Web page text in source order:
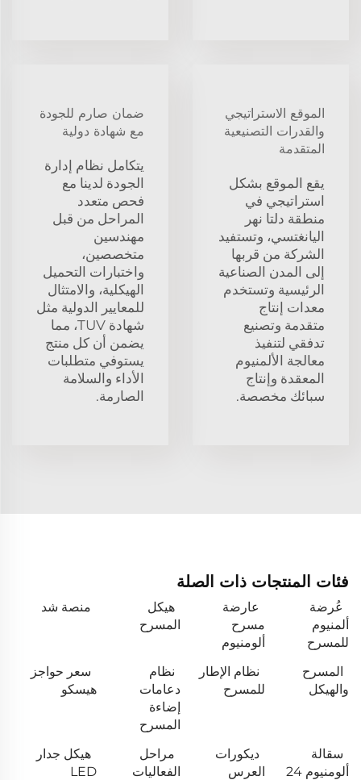
الموقع الاستراتيجي
والقدرات التصنيعية
المتقدمة
يقع الموقع بشكل
استراتيجي في
منطقة دلتا نهر
اليانغتسي، وتستفيد
الشركة من قربها
إلى المدن الصناعية
الرئيسية وتستخدم
معدات إنتاج
متقدمة وتصنيع
تدفقي لتنفيذ
معالجة الألمنيوم
المعقدة وإنتاج
سبائك مخصصة.
ضمان صارم للجودة
مع شهادة دولية
يتكامل نظام إدارة
الجودة لدينا مع
فحص متعدد
المراحل من قبل
مهندسين
متخصصين،
واختبارات التحميل
الهيكلية، والامتثال
للمعايير الدولية مثل
شهادة TUV، مما
يضمن أن كل منتج
يستوفي متطلبات
الأداء والسلامة
الصارمة.
فئات المنتجات ذات الصلة
عُرضة
ألمنيوم
للمسرح
عارضة
مسرح
ألومنيوم
هيكل
المسرح
منصة شد
المسرح
والهيكل
نظام الإطار
للمسرح
نظام
دعامات
إضاءة
المسرح
سعر حواجز
هيسكو
سقالة
ألومنيوم 24
ديكورات
العرس
مراحل
الفعاليات
هيكل جدار
LED